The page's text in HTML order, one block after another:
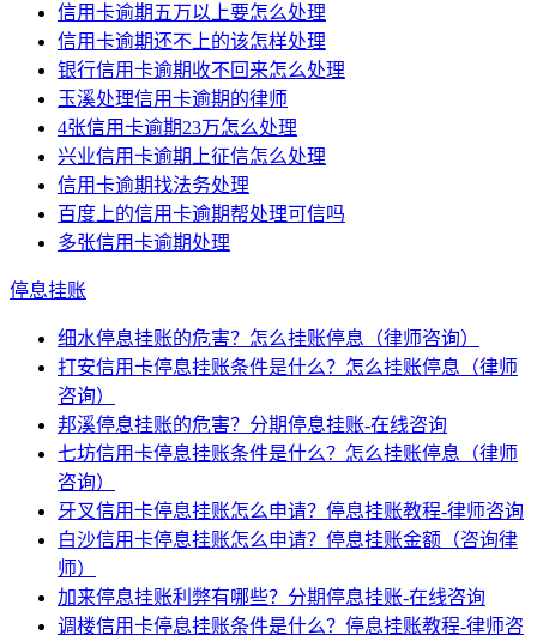
信用卡逾期五万以上要怎么处理
信用卡逾期还不上的该怎样处理
银行信用卡逾期收不回来怎么处理
玉溪处理信用卡逾期的律师
4张信用卡逾期23万怎么处理
兴业信用卡逾期上征信怎么处理
信用卡逾期找法务处理
百度上的信用卡逾期帮处理可信吗
多张信用卡逾期处理
停息挂账
细水停息挂账的危害？怎么挂账停息（律师咨询）
打安信用卡停息挂账条件是什么？怎么挂账停息（律师
咨询）
邦溪停息挂账的危害？分期停息挂账-在线咨询
七坊信用卡停息挂账条件是什么？怎么挂账停息（律师
咨询）
牙叉信用卡停息挂账怎么申请？停息挂账教程-律师咨询
白沙信用卡停息挂账怎么申请？停息挂账金额（咨询律
师）
加来停息挂账利弊有哪些？分期停息挂账-在线咨询
调楼信用卡停息挂账条件是什么？停息挂账教程-律师咨